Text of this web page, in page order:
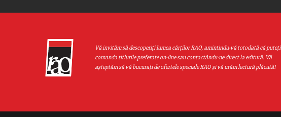
Vă invităm să descoperiţi lumea cărţilor RAO, amintindu-vă totodată că puteţi
comanda titlurile preferate on-line sau contactându-ne direct la editură. Vă
aşteptăm să vă bucuraţi de ofertele speciale RAO şi vă urăm lectură plăcută!